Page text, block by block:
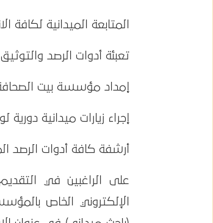
المتابعة الميدانية لكافة
تعبئة أدوات الرصد
إمداد مؤسسة بيت
إجراء زيارات ميدانية
أرشفة كافة أدوات
على الراغبين في
الإلكتروني الخاص